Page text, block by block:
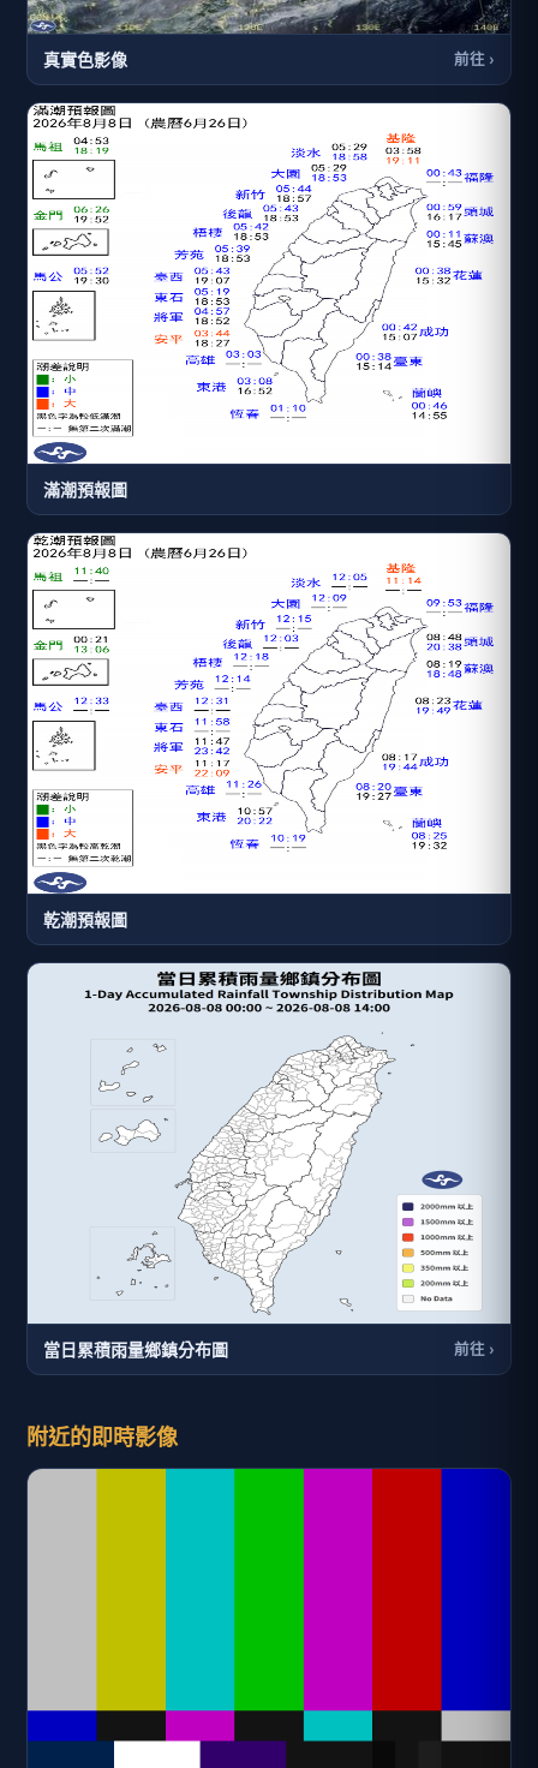
真實色影像 前往 ›
滿潮預報圖
乾潮預報圖
當日累積雨量鄉鎮分布圖 前往 ›
附近的即時影像